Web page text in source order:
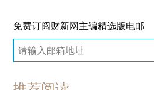
免费订阅财新网主编精选版电邮